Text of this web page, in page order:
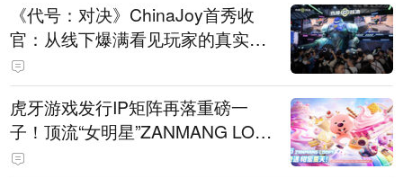
《代号：对决》ChinaJoy首秀收
官：从线下爆满看见玩家的真实期
待
虎牙游戏发行IP矩阵再落重磅一
子！顶流“女明星”ZANMANG LOO
PY 正版3D消除手游《消消奇遇》